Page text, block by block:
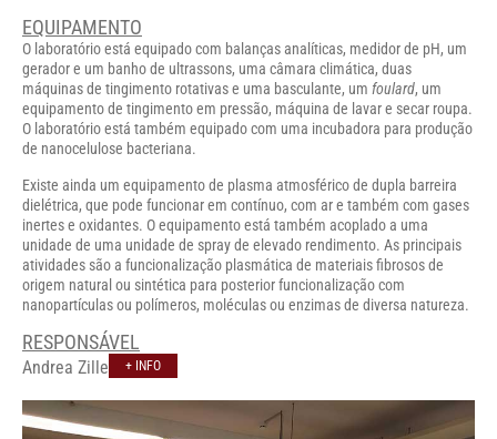
EQUIPAMENTO
O laboratório está equipado com balanças analíticas, medidor de pH, um
gerador e um banho de ultrassons, uma câmara climática, duas
máquinas de tingimento rotativas e uma basculante, um foulard, um
equipamento de tingimento em pressão, máquina de lavar e secar roupa.
O laboratório está também equipado com uma incubadora para produção
de nanocelulose bacteriana.
Existe ainda um equipamento de plasma atmosférico de dupla barreira
dielétrica, que pode funcionar em contínuo, com ar e também com gases
inertes e oxidantes. O equipamento está também acoplado a uma
unidade de uma unidade de spray de elevado rendimento. As principais
atividades são a funcionalização plasmática de materiais fibrosos de
origem natural ou sintética para posterior funcionalização com
nanopartículas ou polímeros, moléculas ou enzimas de diversa natureza.
RESPONSÁVEL
Andrea Zille + INFO